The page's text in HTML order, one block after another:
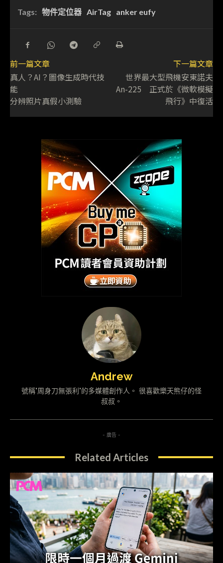
Tags: 物件定位器 AirTag anker eufy
前一篇文章
真人？AI？圖像生成時代技
能
分辨照片真假小測驗
下一篇文章
世界最大型飛機安東諾夫
An-225 正式於《微軟模擬
飛行》中復活
Andrew
號稱"周身刀無張利"的多媒體創作人。 很喜歡樂天熊仔的怪
叔叔。
- 廣告 -
Related Articles